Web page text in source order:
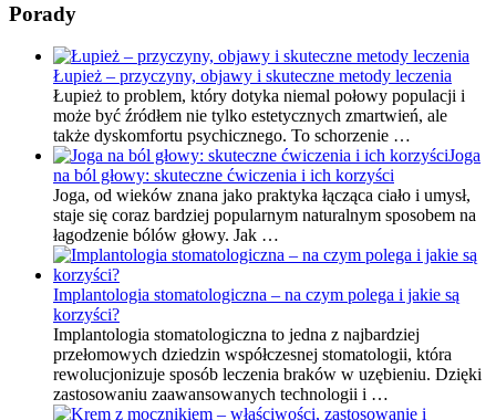
Porady
Łupież – przyczyny, objawy i skuteczne metody leczenia
Łupież to problem, który dotyka niemal połowy populacji i
może być źródłem nie tylko estetycznych zmartwień, ale
także dyskomfortu psychicznego. To schorzenie …
Joga
na ból głowy: skuteczne ćwiczenia i ich korzyści
Joga, od wieków znana jako praktyka łącząca ciało i umysł,
staje się coraz bardziej popularnym naturalnym sposobem na
łagodzenie bólów głowy. Jak …
Implantologia stomatologiczna – na czym polega i jakie są
korzyści?
Implantologia stomatologiczna to jedna z najbardziej
przełomowych dziedzin współczesnej stomatologii, która
rewolucjonizuje sposób leczenia braków w uzębieniu. Dzięki
zastosowaniu zaawansowanych technologii i …